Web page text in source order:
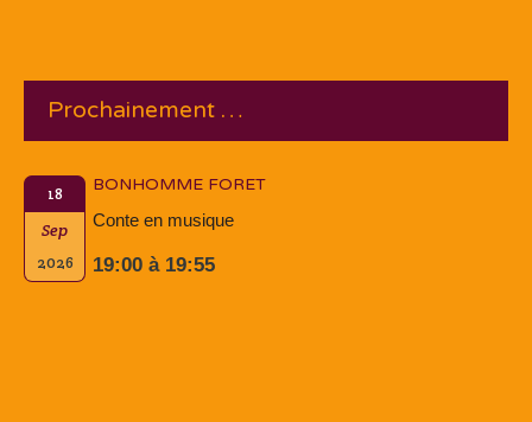
Prochainement …
18
Sep
2026
BONHOMME FORET
Conte en musique
19:00 à 19:55